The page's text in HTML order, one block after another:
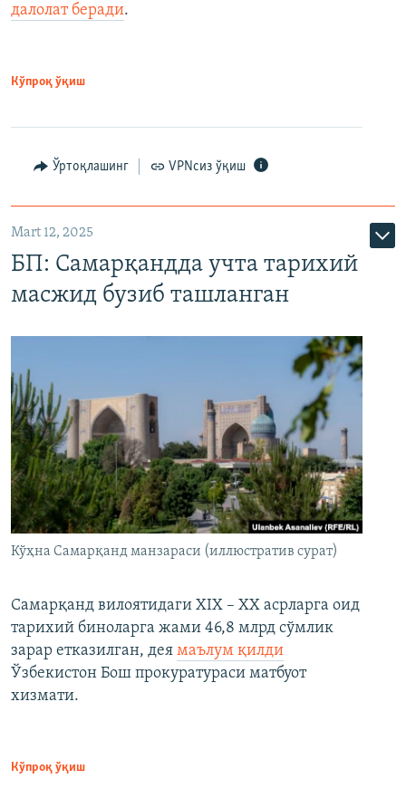
далолат беради.
Кўпроқ ўқиш
Ўртоқлашинг VPNсиз ўқиш
Mart 12, 2025
БП: Самарқандда учта тарихий
масжид бузиб ташланган
Кўҳна Самарқанд манзараси (иллюстратив сурат)
Самарқанд вилоятидаги XIX – XX асрларга оид
тарихий биноларга жами 46,8 млрд сўмлик
зарар етказилган, дея маълум қилди
Ўзбекистон Бош прокуратураси матбуот
хизмати.
Кўпроқ ўқиш